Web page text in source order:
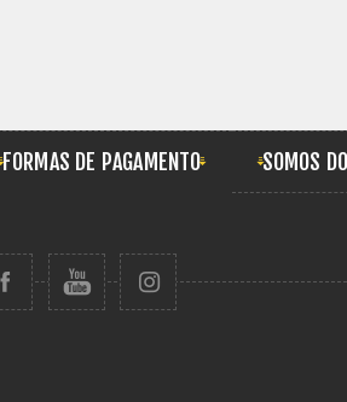
FORMAS DE PAGAMENTO SOMOS